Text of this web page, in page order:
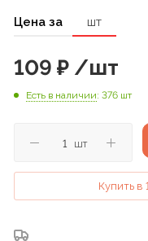
Цена за шт
109 ₽/шт
Есть в наличии: 376 шт
шт
Купить в